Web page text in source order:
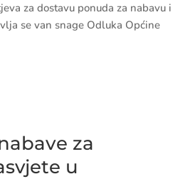
za dostavu ponuda za nabavu i
se van snage Odluka Općine
za
u